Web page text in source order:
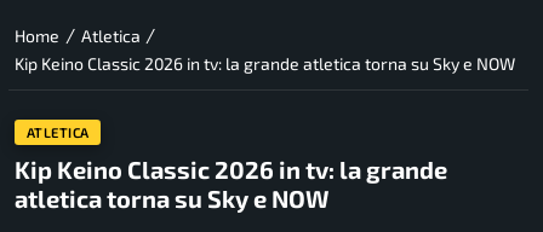
Home / Atletica /
Kip Keino Classic 2026 in tv: la grande atletica torna su Sky e NOW
ATLETICA
Kip Keino Classic 2026 in tv: la grande
atletica torna su Sky e NOW